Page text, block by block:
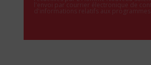
l'envoi par courrier électronique de
d'informations relatifs aux programmes.